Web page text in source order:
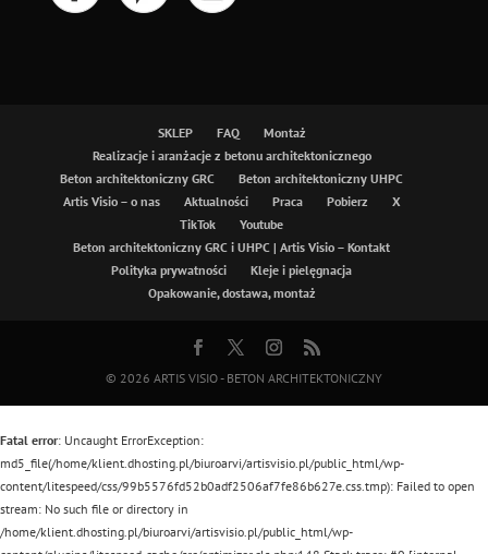
SKLEP FAQ
Montaż
Realizacje i aranżacje z betonu architektonicznego
Beton architektoniczny GRC
Beton architektoniczny UHPC
Artis Visio – o nas
Aktualności Praca Pobierz
X
TikTok
Youtube
Beton architektoniczny GRC i UHPC | Artis Visio – Kontakt
Polityka prywatności
Kleje i pielęgnacja
Opakowanie, dostawa, montaż
© 2026 ARTIS VISIO - BETON ARCHITEKTONICZNY
Fatal error: Uncaught ErrorException:
md5_file(/home/klient.dhosting.pl/biuroarvi/artisvisio.pl/public_html/wp-
content/litespeed/css/99b5576fd52b0adf2506af7fe86b627e.css.tmp): Failed to open
stream: No such file or directory in
/home/klient.dhosting.pl/biuroarvi/artisvisio.pl/public_html/wp-